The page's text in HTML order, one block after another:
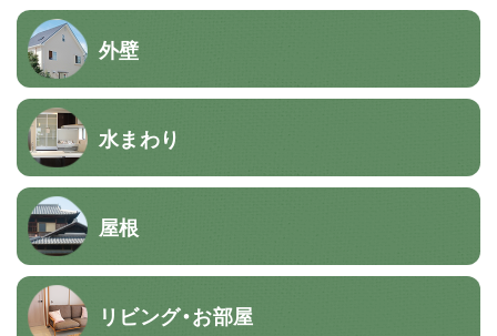
外壁
水まわり
屋根
リビング・お部屋